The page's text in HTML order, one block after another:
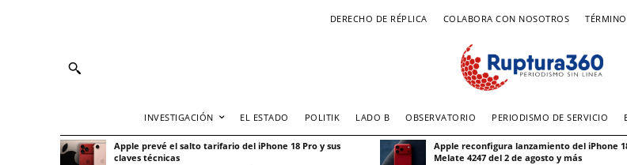
DERECHO DE RÉPLICA COLABORA CON NOSOTROS
INVESTIGACIÓN EL ESTADO POLITIK LADO B OBSERVATORIO PERIODISMO DE SERVICIO
Apple prevé el salto tarifario del iPhone 18 Pro y sus
claves técnicas
Apple reconfigura lanzamiento del iPhone
Melate 4247 del 2 de agosto y más